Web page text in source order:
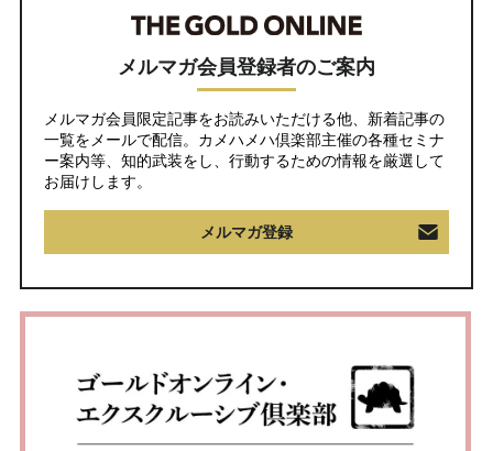
メルマガ会員登録者のご案内
メルマガ会員限定記事をお読みいただける他、新着記事の
一覧をメールで配信。カメハメハ倶楽部主催の各種セミナ
ー案内等、知的武装をし、行動するための情報を厳選して
お届けします。
メルマガ登録